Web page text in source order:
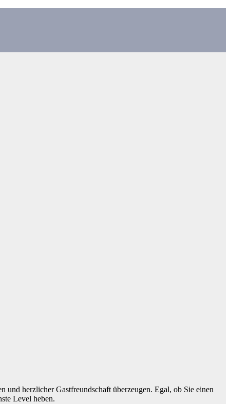
herzlicher Gastfreundschaft überzeugen. Egal, ob Sie einen
Level heben.